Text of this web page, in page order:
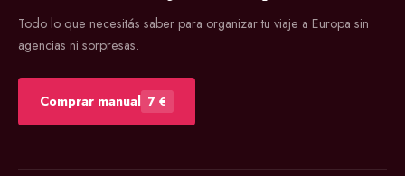
Todo lo que necesitás saber para organizar tu viaje a Europa sin
agencias ni sorpresas.
Comprar manual 7 €